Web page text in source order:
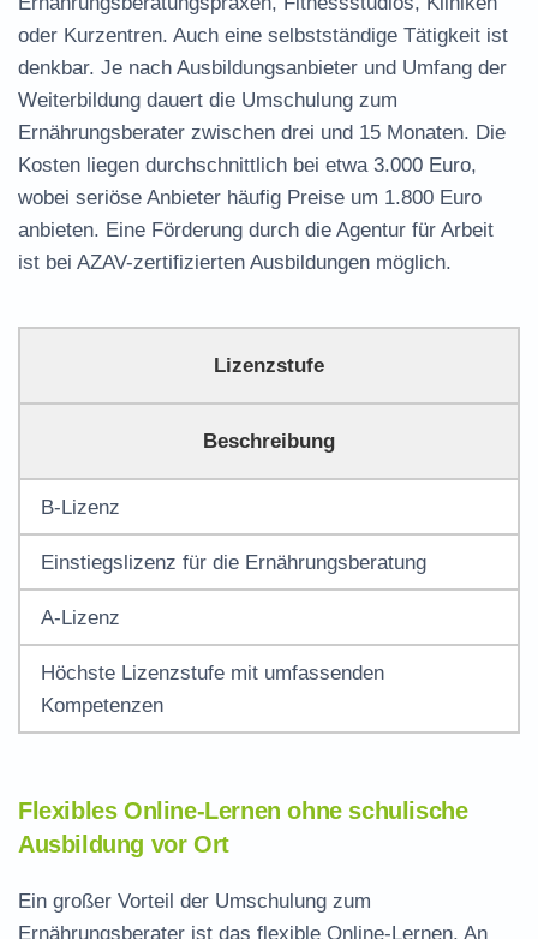
oder Kurzentren. Auch eine selbstständige Tätigkeit ist
denkbar. Je nach Ausbildungsanbieter und Umfang der
Weiterbildung dauert die Umschulung zum
Ernährungsberater zwischen drei und 15 Monaten. Die
Kosten liegen durchschnittlich bei etwa 3.000 Euro,
wobei seriöse Anbieter häufig Preise um 1.800 Euro
anbieten. Eine Förderung durch die Agentur für Arbeit
ist bei AZAV-zertifizierten Ausbildungen möglich.
Lizenzstufe
Beschreibung
B-Lizenz
Einstiegslizenz für die Ernährungsberatung
A-Lizenz
Höchste Lizenzstufe mit umfassenden
Kompetenzen
Flexibles Online-Lernen ohne schulische
Ausbildung vor Ort
Ein großer Vorteil der Umschulung zum
Ernährungsberater ist das flexible Online-Lernen. An